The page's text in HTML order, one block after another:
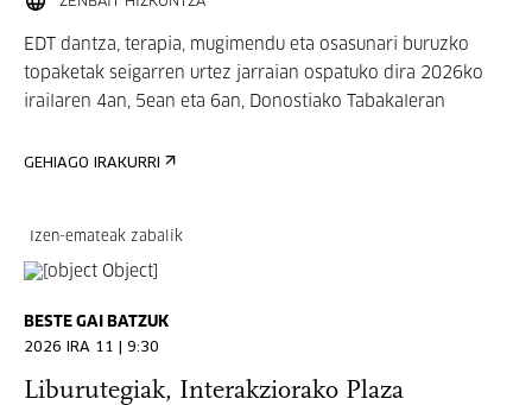
EDT dantza, terapia, mugimendu eta osasunari buruzko
topaketak seigarren urtez jarraian ospatuko dira 2026ko
irailaren 4an, 5ean eta 6an, Donostiako Tabakaleran
GEHIAGO IRAKURRI
Izen-emateak zabalik
BESTE GAI BATZUK
2026 IRA 11 | 9:30
Liburutegiak, Interakziorako Plaza